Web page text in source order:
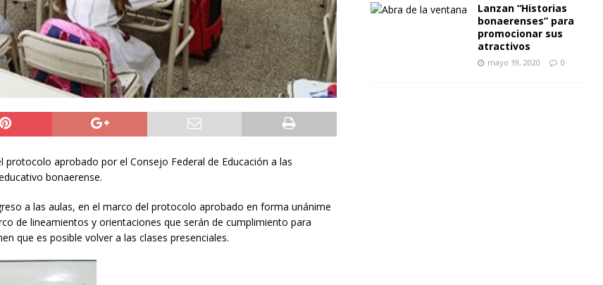
aprobado por el Consejo Federal de Educación a las
bonaerense.
a las aulas, en el marco del protocolo aprobado en forma unánime
de lineamientos y orientaciones que serán de cumplimiento para
que es posible volver a las clases presenciales.
Lanzan “Historias
bonaerenses” para
promocionar sus
atractivos
mayo 19, 2020 0